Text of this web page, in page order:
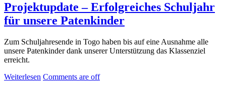
Projektupdate – Erfolgreiches Schuljahr
für unsere Patenkinder
Zum Schuljahresende in Togo haben bis auf eine Ausnahme alle
unsere Patenkinder dank unserer Unterstützung das Klassenziel
erreicht.
Weiterlesen Comments are off